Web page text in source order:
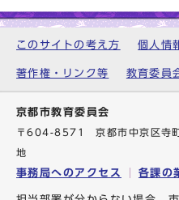
このサイトの考え方 個人情
著作権・リンク等 教育委員
京都市教育委員会
〒604-8571 京都市中京区寺
地
事務局へのアクセス 各課の